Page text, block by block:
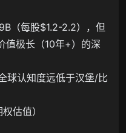
（每股$1.2-2.2），但
值极长（10年+）的深
球认知度远低于汉堡/比
估值）